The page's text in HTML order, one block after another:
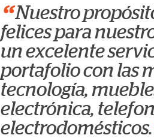
“ Nuestro
felices para
un excelente
portafolio con las
tecnología,
electrónica,
electrodomésticos.